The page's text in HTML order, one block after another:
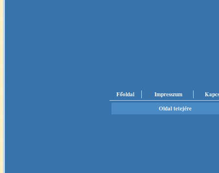
Főoldal Impresszum
Oldal tetejére